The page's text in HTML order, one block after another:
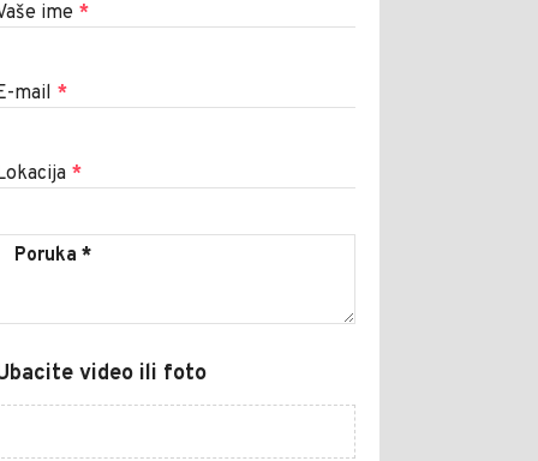
ime *
mail *
*
video ili foto